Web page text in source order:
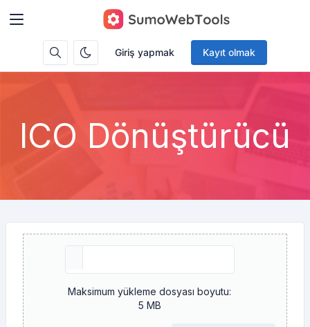
Giriş yapmak Kayıt olmak
ICO Dönüştürücü
Maksimum yükleme dosyası boyutu:
5 MB